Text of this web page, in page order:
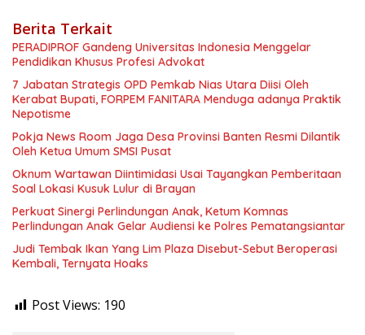
Berita Terkait
PERADIPROF Gandeng Universitas Indonesia Menggelar
Pendidikan Khusus Profesi Advokat
7 Jabatan Strategis OPD Pemkab Nias Utara Diisi Oleh
Kerabat Bupati, FORPEM FANITARA Menduga adanya Praktik
Nepotisme
Pokja News Room Jaga Desa Provinsi Banten Resmi Dilantik
Oleh Ketua Umum SMSI Pusat
Oknum Wartawan Diintimidasi Usai Tayangkan Pemberitaan
Soal Lokasi Kusuk Lulur di Brayan
Perkuat Sinergi Perlindungan Anak, Ketum Komnas
Perlindungan Anak Gelar Audiensi ke Polres Pematangsiantar
Judi Tembak Ikan Yang Lim Plaza Disebut-Sebut Beroperasi
Kembali, Ternyata Hoaks
Post Views: 190